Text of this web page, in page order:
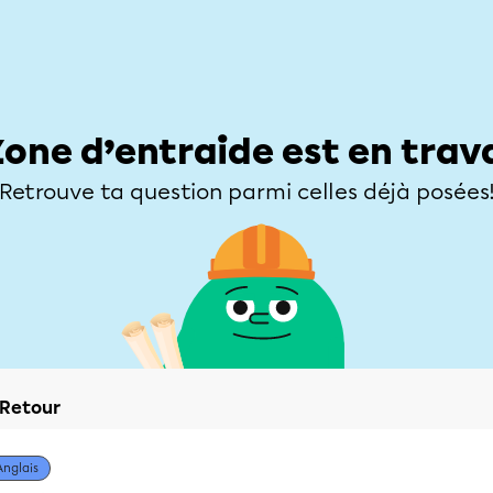
d’entraide est en
Retrouve ta question parmi celles déjà
Retour